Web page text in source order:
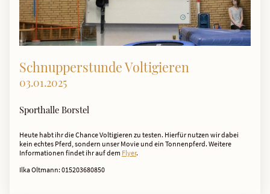
Schnupperstunde Voltigieren
03.01.2025
Sporthalle Borstel
Heute habt ihr die Chance Voltigieren zu testen. Hierfür nutzen wir dabei
kein echtes Pferd, sondern unser Movie und ein Tonnenpferd. Weitere
Informationen findet ihr auf dem Flyer.
Ilka Oltmann: 015203680850